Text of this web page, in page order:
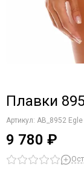
Плавки
Артикул: AB_8952
9 780 ₽